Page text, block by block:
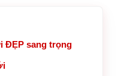
ĐẸP sang trọng